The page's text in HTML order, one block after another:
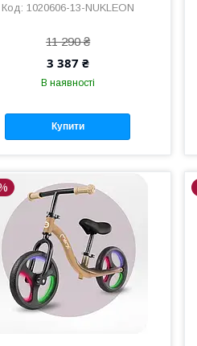
1020606-13-NUKLEON
11 290 ₴
3 387 ₴
В наявності
Купити